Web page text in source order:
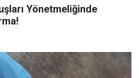
Yönetmeliğinde